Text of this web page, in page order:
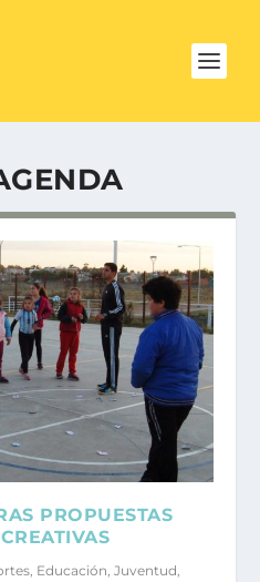
PROPUESTAS
Educación ,Juventud